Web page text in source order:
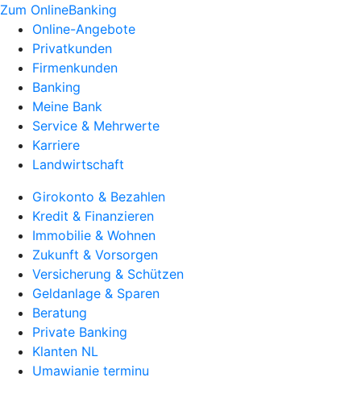
Zum OnlineBanking
Online-Angebote
Privatkunden
Firmenkunden
Banking
Meine Bank
Service & Mehrwerte
Karriere
Landwirtschaft
Girokonto & Bezahlen
Kredit & Finanzieren
Immobilie & Wohnen
Zukunft & Vorsorgen
Versicherung & Schützen
Geldanlage & Sparen
Beratung
Private Banking
Klanten NL
Umawianie terminu